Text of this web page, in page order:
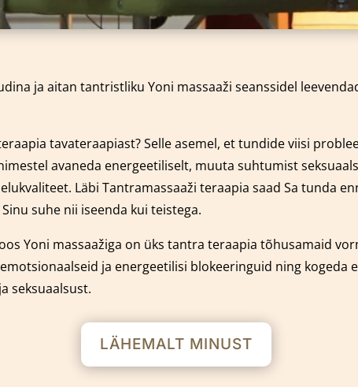
ja aitan tantristliku Yoni massaaži seanssidel
tavateraapiast? Selle asemel, et tundide viisi
avaneda energeetiliselt, muuta suhtumist
Läbi Tantramassaaži teraapia saad Sa tunda
suhe nii iseenda kui teistega.
Yoni massaažiga on üks tantra teraapia tõhusamaid
ja energeetilisi blokeeringuid ning kogeda
seksuaalsust.
LÄHEMALT MINUST